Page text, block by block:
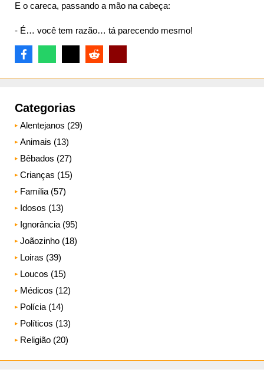
E o careca, passando a mão na cabeça:
- É… você tem razão… tá parecendo mesmo!
Categorias
Alentejanos (29)
Animais (13)
Bêbados (27)
Crianças (15)
Família (57)
Idosos (13)
Ignorância (95)
Joãozinho (18)
Loiras (39)
Loucos (15)
Médicos (12)
Polícia (14)
Políticos (13)
Religião (20)